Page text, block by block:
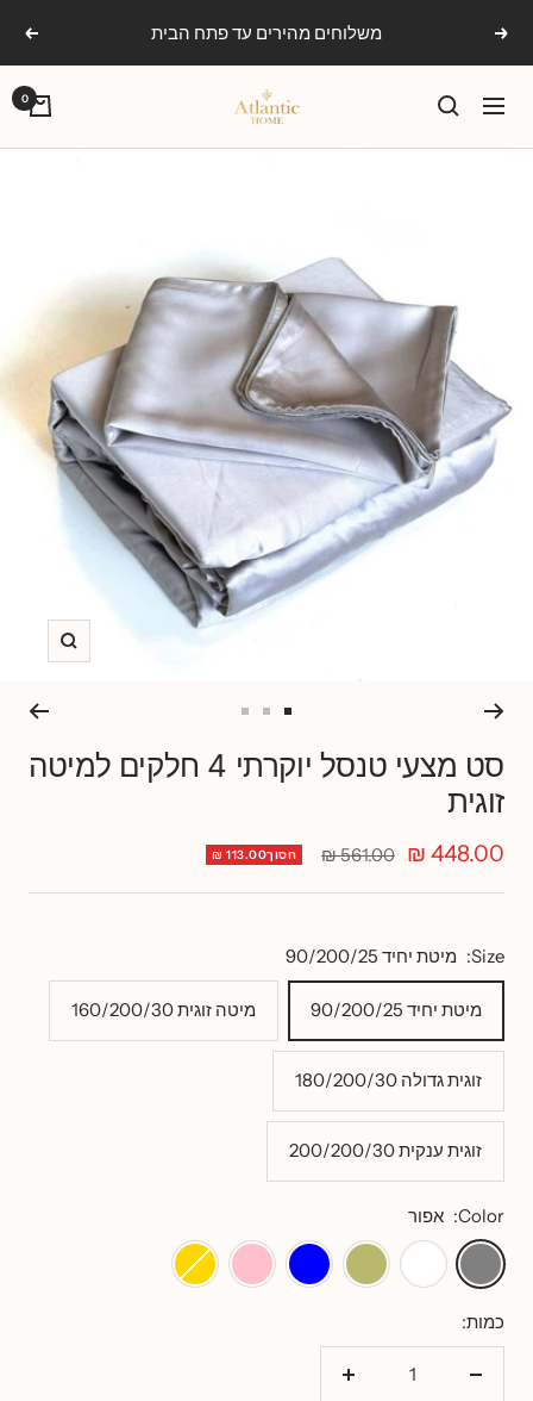
content
הקודם
משלוחים מהירים עד פתח הבית
הבא
ניווט
אטלנטיק
0
זום
to
slide
to
slide
to
slide
סט מצעי טנסל יוקרתי 4 חלקים למיטה
זוגית
מחיר
מבצע
448.00 ₪
מחיר
561.00 ₪ חסוך113.00 ₪
Size: מיטת יחיד 90/200/25
מיטת יחיד 90/200/25 מיטה זוגית 160/200/30
זוגית גדולה 180/200/30
זוגית ענקית 200/200/30
Color:
אפור
אפור
לבן
ירוק
זית
כחול ורוד זהב
כמות:
הוסף